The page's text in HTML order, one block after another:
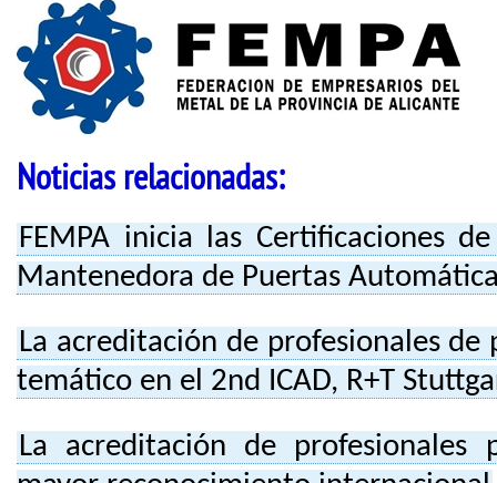
Noticias relacionadas:
FEMPA inicia las Certificaciones
Mantenedora de Puertas
La acreditación de profesionales
temático en el 2nd ICAD, R+T
La acreditación de profesionales